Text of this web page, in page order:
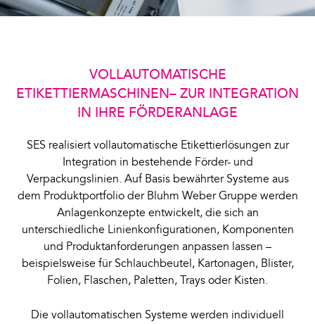
VOLLAUTOMATISCHE
ETIKETTIERMASCHINEN– ZUR INTEGRATION
IN IHRE FÖRDERANLAGE
SES realisiert vollautomatische Etikettierlösungen zur
Integration in bestehende Förder- und
Verpackungslinien. Auf Basis bewährter Systeme aus
dem Produktportfolio der Bluhm Weber Gruppe werden
Anlagenkonzepte entwickelt, die sich an
unterschiedliche Linienkonfigurationen, Komponenten
und Produktanforderungen anpassen lassen –
beispielsweise für Schlauchbeutel, Kartonagen, Blister,
Folien, Flaschen, Paletten, Trays oder Kisten.
Die vollautomatischen Systeme werden individuell